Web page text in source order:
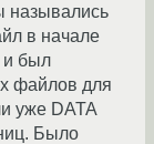
назывались
в начале
и был
файлов для
уже DATA
Было